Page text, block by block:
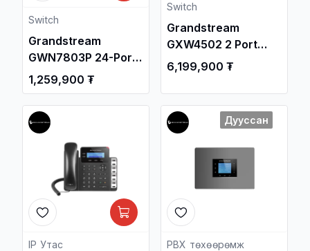
Switch
Grandstream
GWN7803P 24-Port
Gigabit L2+
Managed PoE
Network Switch /
Свич салаалагч ,
Сүлжээний
Төхөөрөмж /
1,259,900 ₮
Switch
Grandstream
GXW4502 2 Port
E1/T1 Digital VoIP
6,199,900 ₮
IP Утас
Дууссан
PBX төхөөрөмж